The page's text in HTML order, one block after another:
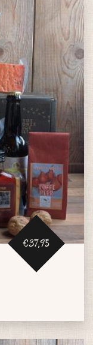
€37,95